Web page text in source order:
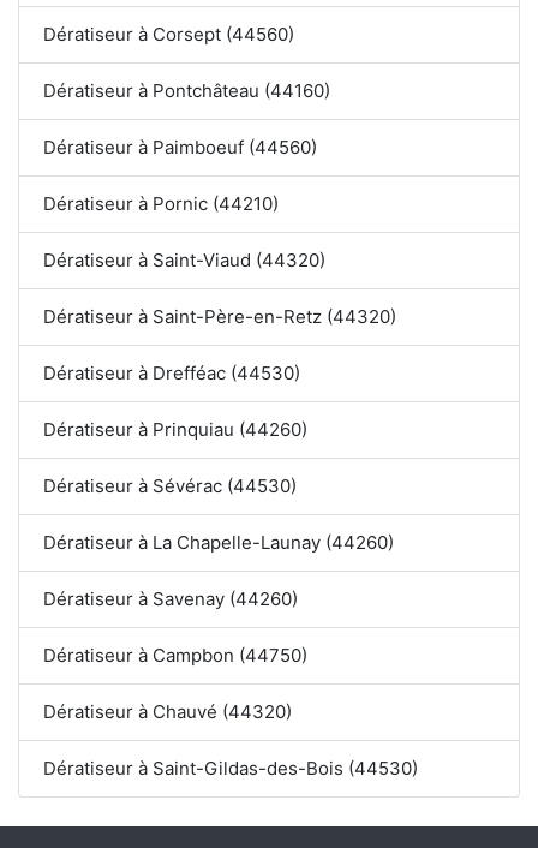
Dératiseur à Corsept (44560)
Dératiseur à Pontchâteau (44160)
Dératiseur à Paimboeuf (44560)
Dératiseur à Pornic (44210)
Dératiseur à Saint-Viaud (44320)
Dératiseur à Saint-Père-en-Retz (44320)
Dératiseur à Drefféac (44530)
Dératiseur à Prinquiau (44260)
Dératiseur à Sévérac (44530)
Dératiseur à La Chapelle-Launay (44260)
Dératiseur à Savenay (44260)
Dératiseur à Campbon (44750)
Dératiseur à Chauvé (44320)
Dératiseur à Saint-Gildas-des-Bois (44530)